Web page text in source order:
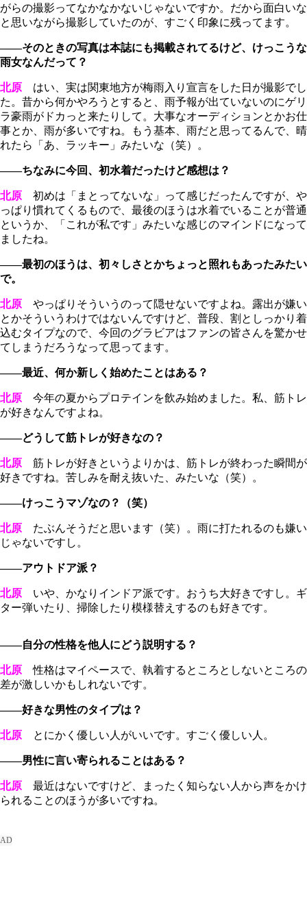
がらの撮影ってなかなかないじゃないですか。だから面白いな
と思いながら撮影していたのが、すごく印象に残ってます。
――そのときの写真は本誌にも掲載されてるけど、けっこうな
雨女なんだって？
北原 はい、実は関東地方が梅雨入り宣言をした日が撮影でし
た。昔から何かやろうとすると、雨予報が出ていないのにゲリ
ラ豪雨がドカっと来たりして。大事なオーディションとかお仕
事とか、雨が多いですね。もう基本、雨だと思ってるんで、晴
れたら「あ、ラッキー」みたいな（笑）。
――ちなみに今回、初水着だったけど感想は？
北原 初めは「まとってないな」って感じだったんですが、や
っぱり慣れてくるもので、最後のほうは水着でいることが普通
というか、「これが私です」みたいな感じのマインドになって
ましたね。
――最初のほうは、初々しさとかちょっと照れもあったみたい
で。
北原 やっぱりそういうのって隠せないですよね。露出が嫌い
とかそういうわけではないんですけど、普段、割としっかり着
込むタイプなので、今回のグラビアはファンの皆さんを驚かせ
てしまうだろうなって思ってます。
――最近、何か新しく始めたことはある？
北原 今年の夏からプロテインを飲み始めました。私、筋トレ
が好きなんですよね。
――どうして筋トレが好きなの？
北原 筋トレが好きというよりかは、筋トレが終わった瞬間が
好きですね。苦しみを耐え抜いた、みたいな（笑）。
――けっこうマゾなの？（笑）
北原 たぶんそうだと思います（笑）。雨に打たれるのも嫌い
じゃないですし。
――アウトドア派？
北原 いや、かなりインドア派です。おうち大好きですし。ギ
ター弾いたり、掃除したり模様替えするのも好きです。
――自分の性格を他人にどう説明する？
北原 性格はマイペースで、執着するところとしないところの
差が激しいかもしれないです。
――好きな男性のタイプは？
北原 とにかく優しい人がいいです。すごく優しい人。
――男性に言い寄られることはある？
北原 最近はないですけど、まったく知らない人から声をかけ
られることのほうが多いですね。